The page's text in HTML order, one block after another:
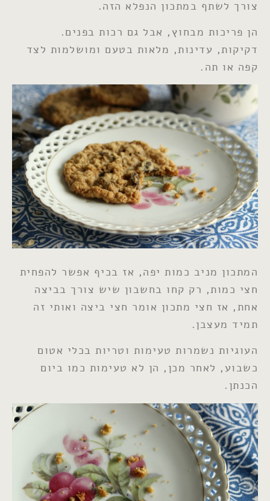
צורך לשתף במתכון הנפלא הזה.
הן פריכות מבחוץ, אבל גם רכות בפנים.
דקיקות, עדינות, מלאות בטעם ומושלמות לצד
קפה או תה.
המתכון מניב כמות יפה, אז בכיף אפשר להפחית
חצי כמות, רק קחו בחשבון שיש צורך בביצה
אחת, אז חצי מתכון אומר חצי ביצה ואותי זה
תמיד מעצבן.
העוגיות נשמרות טעימות וטריות בכלי אטום
כשבוע, לאחר מכן, הן לא טעימות כמו ביום
הכנתן.